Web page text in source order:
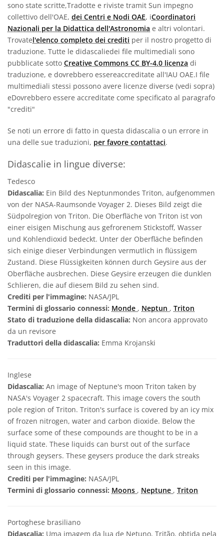
sono state scritte,Tradotte e riviste tramit Sun impegno
collettivo dell'OAE, dei Centri e Nodi OAE, iCoordinatori
Nazionali per la Didattica dell'Astronomia e altri volontari.
Trovatel'elenco completo dei crediti per il nostro progetto di
traduzione. Tutte le didascaliedei file multimediali sono
pubblicate sotto Creative Commons CC BY-4.0 licenza di
traduzione, e dovrebbero essereaccreditate all'IAU OAE.I file
multimediali stessi possono avere licenze diverse (vedi sopra)
eDovrebbero essere accreditate come specificato al paragrafo
"crediti"
Se noti un errore di fatto in questa didascalia o un errore in
una delle sue traduzioni, per favore contattaci.
Didascalie in lingue diverse:
Tedesco
Didascalia: Ein Bild des Neptunmondes Triton, aufgenommen
von der NASA-Raumsonde Voyager 2. Dieses Bild zeigt die
Südpolregion von Triton. Die Oberfläche von Triton ist von
einer eisigen Mischung aus gefrorenem Stickstoff, Wasser
und Kohlendioxid bedeckt. Unter der Oberfläche befinden
sich einige dieser Verbindungen vermutlich in flüssigem
Zustand. Diese Flüssigkeiten können durch Geysire aus der
Oberfläche ausbrechen. Diese Geysire erzeugen die dunklen
Schlieren, die auf diesem Bild zu sehen sind.
Crediti per l'immagine: NASA/JPL
Termini di glossario connessi: Monde , Neptun , Triton
Stato di traduzione della didascalia: Non ancora approvato
da un revisore
Traduttori della didascalia: Emma Krojanski
Inglese
Didascalia: An image of Neptune's moon Triton taken by
NASA's Voyager 2 spacecraft. This image covers the south
pole region of Triton. Triton's surface is covered by an icy mix
of frozen nitrogen, water and carbon dioxide. Below the
surface some of these compounds are thought to be in a
liquid state. These liquids can burst out of the surface
through geysers. These geysers produce the dark streaks
seen in this image.
Crediti per l'immagine: NASA/JPL
Termini di glossario connessi: Moons , Neptune , Triton
Portoghese brasiliano
Didascalia: Uma imagem da lua de Netuno, Tritão, obtida pela